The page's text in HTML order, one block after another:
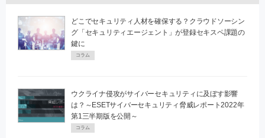
どこでセキュリティ人材を確保する？クラウドソーシン
グ「セキュリティエージェント」が登録セキスペ課題の
鍵に
コラム
ウクライナ侵攻がサイバーセキュリティに及ぼす影響
は？～ESETサイバーセキュリティ脅威レポート2022年
第1三半期版を公開～
コラム